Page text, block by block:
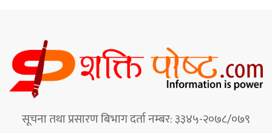
सूचना तथा प्रसारण बिभाग दर्ता नम्बर: ३३४५-२०७८/०७९